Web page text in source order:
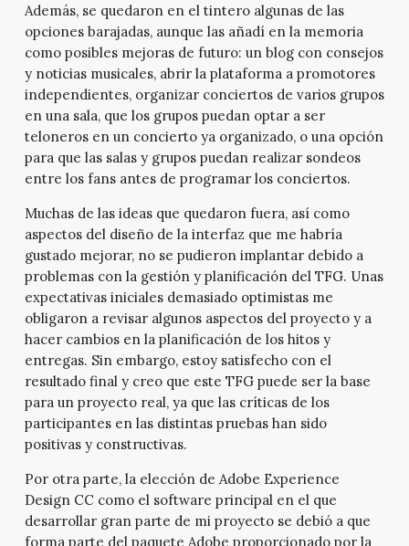
Además, se quedaron en el tintero algunas de las
opciones barajadas, aunque las añadí en la memoria
como posibles mejoras de futuro: un blog con consejos
y noticias musicales, abrir la plataforma a promotores
independientes, organizar conciertos de varios grupos
en una sala, que los grupos puedan optar a ser
teloneros en un concierto ya organizado, o una opción
para que las salas y grupos puedan realizar sondeos
entre los fans antes de programar los conciertos.
Muchas de las ideas que quedaron fuera, así como
aspectos del diseño de la interfaz que me habría
gustado mejorar, no se pudieron implantar debido a
problemas con la gestión y planificación del TFG. Unas
expectativas iniciales demasiado optimistas me
obligaron a revisar algunos aspectos del proyecto y a
hacer cambios en la planificación de los hitos y
entregas. Sin embargo, estoy satisfecho con el
resultado final y creo que este TFG puede ser la base
para un proyecto real, ya que las críticas de los
participantes en las distintas pruebas han sido
positivas y constructivas.
Por otra parte, la elección de Adobe Experience
Design CC como el software principal en el que
desarrollar gran parte de mi proyecto se debió a que
forma parte del paquete Adobe proporcionado por la